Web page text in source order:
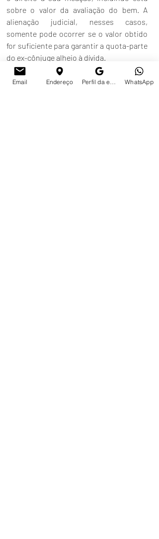
sobre o valor da avaliação do bem. A
alienação judicial, nesses casos,
somente pode ocorrer se o valor obtido
for suficiente para garantir a quota-parte
do ex-cônjuge alheio à dívida.
O Código de Processo Civil estabelece,
Email Endereço WhatsApp